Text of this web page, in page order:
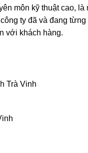
môn kỹ thuật cao,
ty đã và đang
với khách hàng.
Trà Vinh